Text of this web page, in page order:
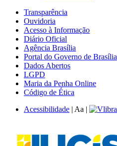
Transparência
Ouvidoria
Acesso à Informação
Diário Oficial
Agência Brasília
Portal do Governo de Brasília
Dados Abertos
LGPD
Maria da Penha Online
Código de Ética
Acessibilidade | Aa |